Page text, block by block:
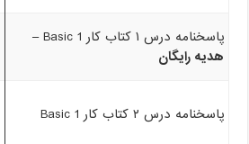
پاسخنامه درس ۱ کتاب کار Basic 1 –
هدیه رایگان
پاسخنامه درس ۲ کتاب کار Basic 1